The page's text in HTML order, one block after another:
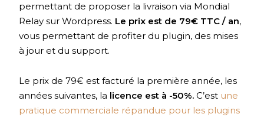
permettant de proposer la livraison via Mondial
Relay sur Wordpress. Le prix est de 79€ TTC / an,
vous permettant de profiter du plugin, des mises
à jour et du support.
Le prix de 79€ est facturé la première année, les
années suivantes, la licence est à -50%. C’est une
pratique commerciale répandue pour les plugins